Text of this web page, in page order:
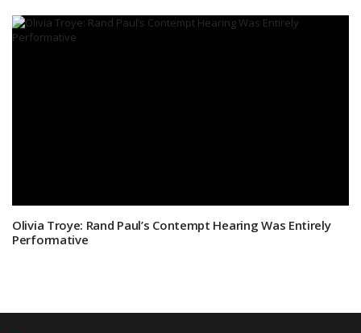
Olivia Troye: Rand Paul’s Contempt Hearing Was Entirely
Performative